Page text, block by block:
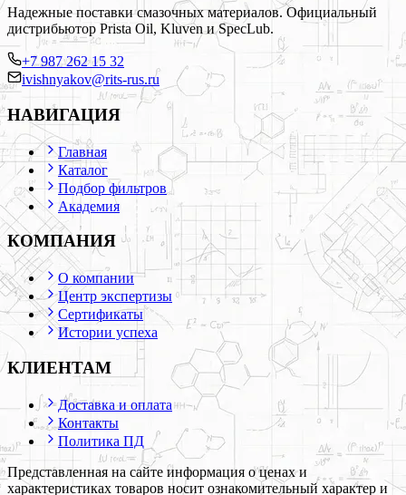
Надежные поставки смазочных материалов. Официальный
дистрибьютор Prista Oil, Kluven и SpecLub.
+7 987 262 15 32
ivishnyakov@rits-rus.ru
НАВИГАЦИЯ
Главная
Каталог
Подбор фильтров
Академия
КОМПАНИЯ
О компании
Центр экспертизы
Сертификаты
Истории успеха
КЛИЕНТАМ
Доставка и оплата
Контакты
Политика ПД
Представленная на сайте информация о ценах и
характеристиках товаров носит ознакомительный характер и